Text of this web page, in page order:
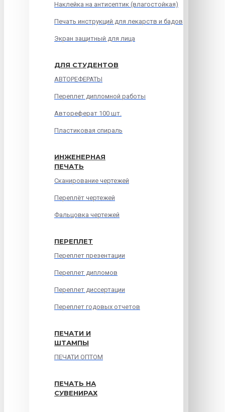
Наклейка на антисептик (влагостойкая)
Печать инструкций для лекарств и бадов
Экран защитный для лица
ДЛЯ СТУДЕНТОВ
АВТОРЕФЕРАТЫ
Переплет дипломной работы
Автореферат 100 шт.
Пластиковая спираль
ИНЖЕНЕРНАЯ
ПЕЧАТЬ
Сканирование чертежей
Переплёт чертежей
Фальцовка чертежей
ПЕРЕПЛЕТ
Переплет презентации
Переплет дипломов
Переплет диссертации
Переплет годовых отчетов
ПЕЧАТИ И
ШТАМПЫ
ПЕЧАТИ ОПТОМ
ПЕЧАТЬ НА
СУВЕНИРАХ